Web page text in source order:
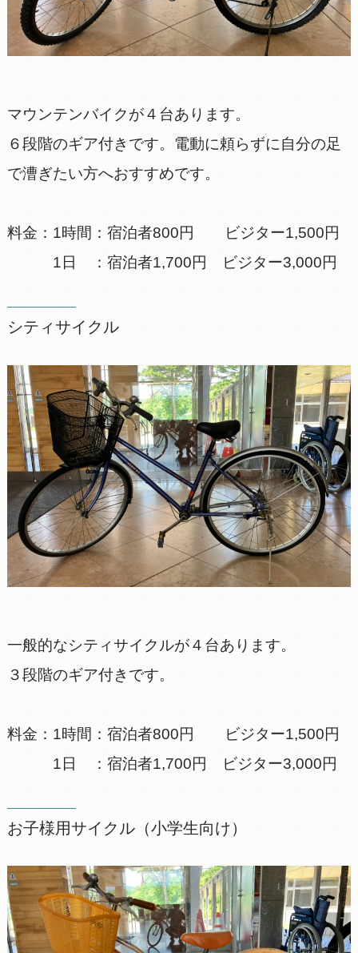
マウンテンバイクが４台あります。
６段階のギア付きです。電動に頼らずに自分の足
で漕ぎたい方へおすすめです。
料金：1時間：宿泊者800円 ビジター1,500円
1日 ：宿泊者1,700円 ビジター3,000円
シティサイクル
一般的なシティサイクルが４台あります。
３段階のギア付きです。
料金：1時間：宿泊者800円 ビジター1,500円
1日 ：宿泊者1,700円 ビジター3,000円
お子様用サイクル（小学生向け）